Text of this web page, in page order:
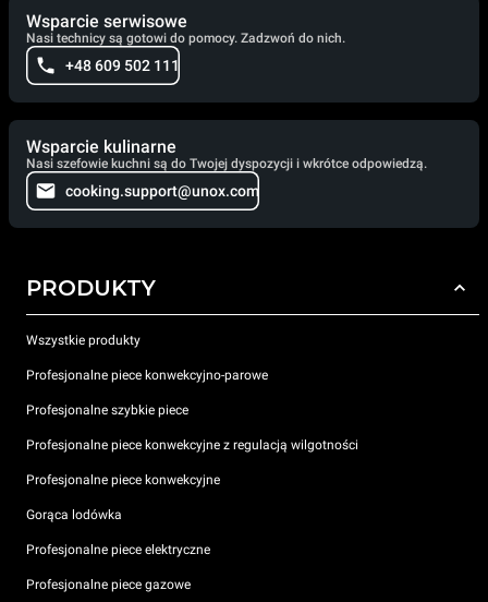
Wsparcie serwisowe
Nasi technicy są gotowi do pomocy. Zadzwoń do nich.
+48 609 502 111
Wsparcie kulinarne
Nasi szefowie kuchni są do Twojej dyspozycji i wkrótce odpowiedzą.
cooking.support@unox.com
PRODUKTY
Wszystkie produkty
Profesjonalne piece konwekcyjno-parowe
Profesjonalne szybkie piece
Profesjonalne piece konwekcyjne z regulacją wilgotności
Profesjonalne piece konwekcyjne
Gorąca lodówka
Profesjonalne piece elektryczne
Profesjonalne piece gazowe